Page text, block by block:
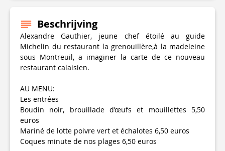
Beschrijving
Alexandre Gauthier, jeune chef étoilé au guide
Michelin du restaurant la grenouillère,à la madeleine
sous Montreuil, a imaginer la carte de ce nouveau
restaurant calaisien.
AU MENU:
Les entrées
Boudin noir, brouillade d’œufs et mouillettes 5,50
euros
Mariné de lotte poivre vert et échalotes 6,50 euros
Coques minute de nos plages 6,50 euros